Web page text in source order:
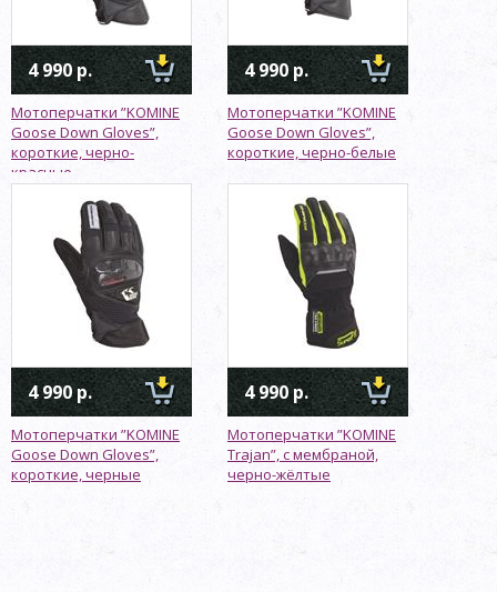
4 990 р.
Мотоперчатки ”KOMINE
Goose Down Gloves”,
короткие, черно-
красные
4 990 р.
Мотоперчатки ”KOMINE
Goose Down Gloves”,
короткие, черно-белые
4 990 р.
Мотоперчатки ”KOMINE
Goose Down Gloves”,
короткие, черные
4 990 р.
Мотоперчатки ”KOMINE
Trajan”, с мембраной,
черно-жёлтые